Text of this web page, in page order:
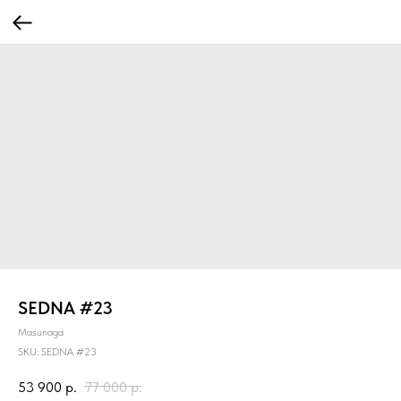
SEDNA #23
Masunaga
SKU: SEDNA #23
53 900 р. 77 000 р.